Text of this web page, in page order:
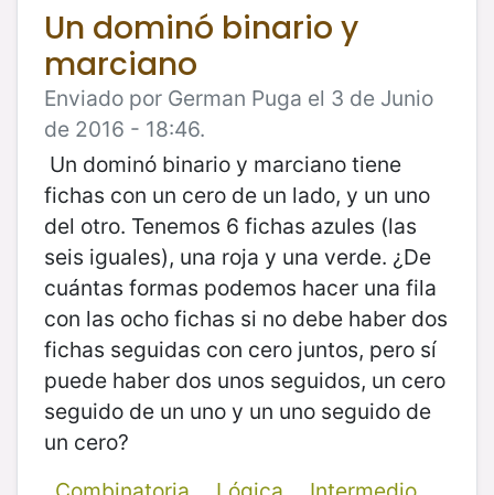
Un dominó binario y
marciano
Enviado por German Puga el 3 de Junio
de 2016 - 18:46.
Un dominó binario y marciano tiene
fichas con un cero de un lado, y un uno
del otro. Tenemos 6 fichas azules (las
seis iguales), una roja y una verde. ¿De
cuántas formas podemos hacer una fila
con las ocho fichas si no debe haber dos
fichas seguidas con cero juntos, pero sí
puede haber dos unos seguidos, un cero
seguido de un uno y un uno seguido de
un cero?